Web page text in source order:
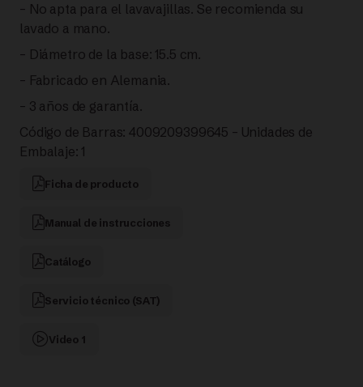
– No apta para el lavavajillas. Se recomienda su
lavado a mano.
– Diámetro de la base: 15.5 cm.
– Fabricado en Alemania.
– 3 años de garantía.
Código de Barras: 4009209399645 – Unidades de
Embalaje: 1
Ficha de producto
Manual de instrucciones
Catálogo
Servicio técnico (SAT)
Video 1